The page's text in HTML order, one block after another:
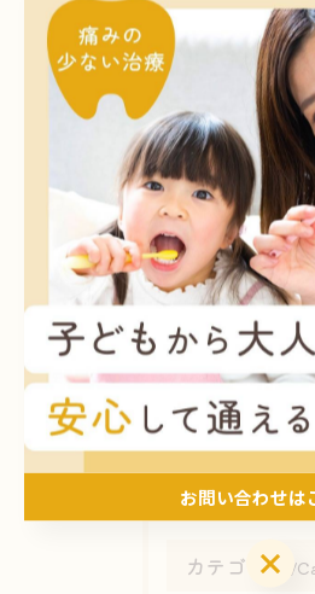
定期検診
< 前のページ 一覧に戻る
関連タ
#調布市 #メンテナ
カテゴリー
お問い合わせは
お問い合わせは